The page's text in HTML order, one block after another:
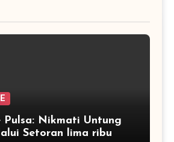
Pulsa: Nikmati Untung
Setoran lima ribu